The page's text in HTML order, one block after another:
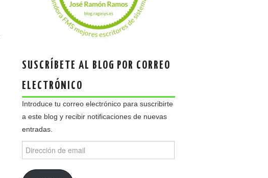
SUSCRÍBETE AL BLOG POR CORREO
ELECTRÓNICO
Introduce tu correo electrónico para suscribirte
a este blog y recibir notificaciones de nuevas
entradas.
de